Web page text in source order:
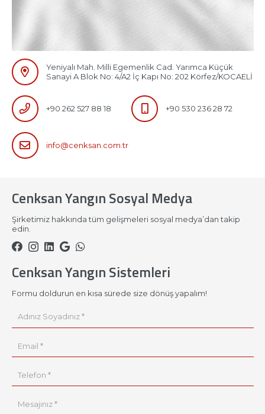
Yeniyalı Mah. Milli Egemenlik Cad. Yarımca Küçük
Sanayi A Blok No: 4/A2 İç Kapı No: 202 Körfez/KOCAELİ
+90 262 527 88 18 +90 530 236 28 72
info@cenksan.com.tr
Cenksan Yangın Sosyal Medya
Şirketimiz hakkında tüm gelişmeleri sosyal medya’dan takip
edin.
Cenksan Yangın Sistemleri
Formu doldurun en kısa sürede size dönüş yapalım!